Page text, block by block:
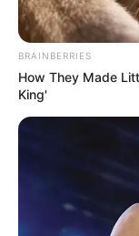
6 Best '90s
BRAINBERRIES
BRAINBERRIES
How They Made
King'